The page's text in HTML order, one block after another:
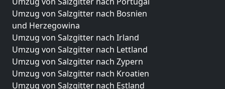
Umzug von Salzgitter nach Bosnien
und Herzegowina
Umzug von Salzgitter nach Irland
Umzug von Salzgitter nach Lettland
Umzug von Salzgitter nach Zypern
Umzug von Salzgitter nach Kroatien
Umzug von Salzgitter nach Estland